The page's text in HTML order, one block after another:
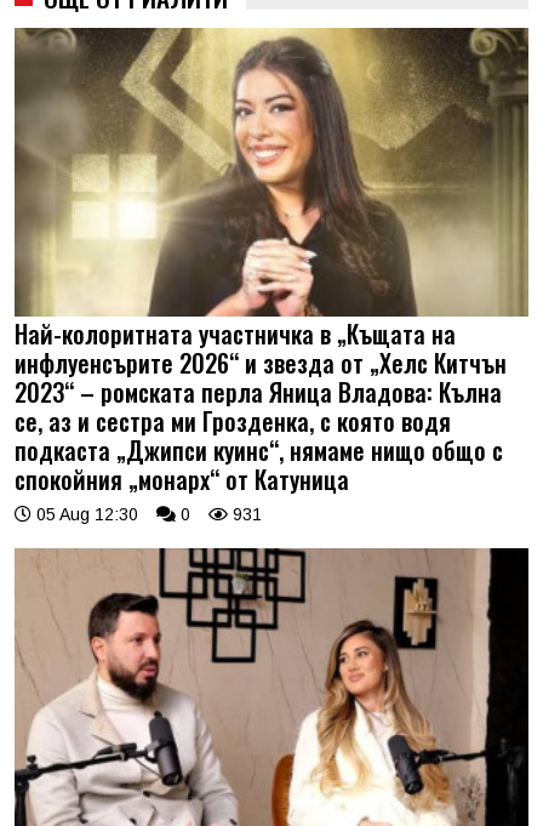
Най-колоритната участничка в „Къщата на
инфлуенсърите 2026“ и звезда от „Хелс Китчън
2023“ – ромската перла Яница Владова: Кълна
се, аз и сестра ми Грозденка, с която водя
подкаста „Джипси куинс“, нямаме нищо общо с
спокойния „монарх“ от Катуница
05 Aug 12:30 0 931